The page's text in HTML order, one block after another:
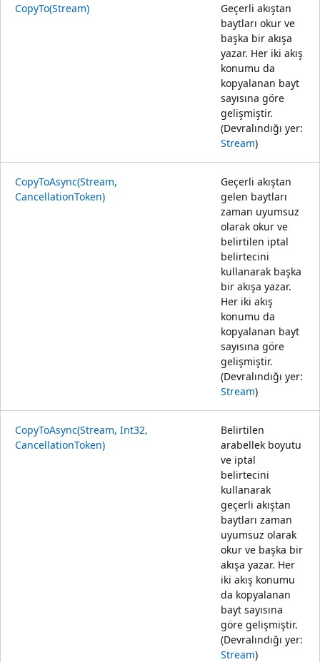
CopyTo(Stream)
Geçerli akıştan
baytları okur ve
başka bir akışa
yazar. Her iki akış
konumu da
kopyalanan bayt
sayısına göre
gelişmiştir.
(Devralındığı yer:
Stream)
CopyToAsync(Stream,
CancellationToken)
Geçerli akıştan
gelen baytları
zaman uyumsuz
olarak okur ve
belirtilen iptal
belirtecini
kullanarak başka
bir akışa yazar.
Her iki akış
konumu da
kopyalanan bayt
sayısına göre
gelişmiştir.
(Devralındığı yer:
Stream)
CopyToAsync(Stream, Int32,
CancellationToken)
Belirtilen
arabellek boyutu
ve iptal
belirtecini
kullanarak
geçerli akıştan
baytları zaman
uyumsuz olarak
okur ve başka bir
akışa yazar. Her
iki akış konumu
da kopyalanan
bayt sayısına
göre gelişmiştir.
(Devralındığı yer:
Stream)